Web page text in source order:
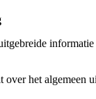
over het algemeen